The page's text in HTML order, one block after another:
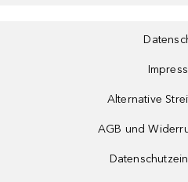
Alternative
AGB und